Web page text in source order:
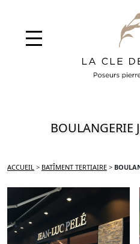
BOULANGERIE
ACCUEIL > BATÎMENT TERTIAIRE >